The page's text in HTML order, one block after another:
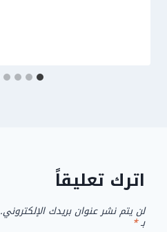
اترك تعليقاً
لن يتم نشر عنوان بريدك الإلكتروني.
بـ*